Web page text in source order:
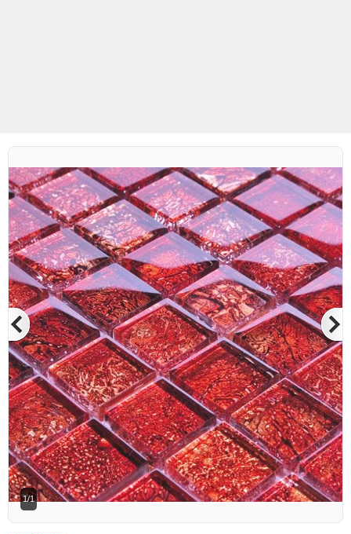
1/1
Betaş Cam Mozaik
Betaş Cam Mozik olarak tam zamanlı
meslektaşlar arıyoruz. Özgeçmişlerinizi
gönderdikten sonra tarafımıza bilgi
vermeniz faydalı olacaktır.
Özgeçmişlerinizi yandaki formdan
bizlere ulaştırabilirsiniz. Bizi tercih
ettiğiniz için teşekkür ederiz.